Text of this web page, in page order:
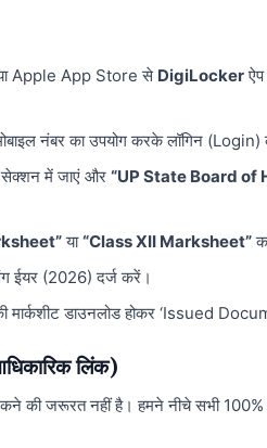
Apple App Store से DigiLocker
नंबर का उपयोग करके लॉगिन (Login)
में जाएं और “UP State Board
या“Class XII Marksheet”
ईयर (2026) दर्ज करें।
डाउनलोड होकर ‘Issued
लिंक)
की जरूरत नहीं है। हमने नीचे सभी 100%